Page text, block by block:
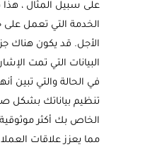
على سبيل المثال ، هذا
الخدمة التي تعمل على
الأجل. قد يكون هناك
البيانات التي تمت
في الحالة والتي تبين
تنظيم بياناتك بشكل
الخاص بك أكثر موثوقية
مما يعزز علاقات